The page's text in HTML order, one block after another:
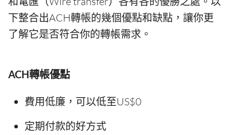
下整合出ACH轉帳的幾個優點和缺點，讓你更
了解它是否符合你的轉帳需求。
ACH轉帳優點
費用低廉，可以低至US$0
定期付款的好方式